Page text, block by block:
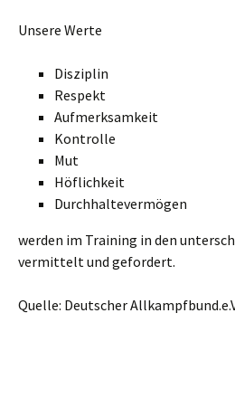
Unsere Werte
Disziplin
Respekt
Aufmerksamkeit
Kontrolle
Mut
Höflichkeit
Durchhaltevermögen
werden im Training in den
vermittelt und gefordert.
Quelle: Deutscher